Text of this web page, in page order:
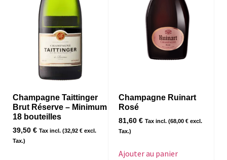
Champagne Taittinger
Brut Réserve – Minimum
18 bouteilles
39,50 € Tax incl. (32,92 € excl.
Tax.)
Champagne Ruinart
Rosé
81,60 € Tax incl. (68,00 € excl.
Tax.)
Ajouter au panier